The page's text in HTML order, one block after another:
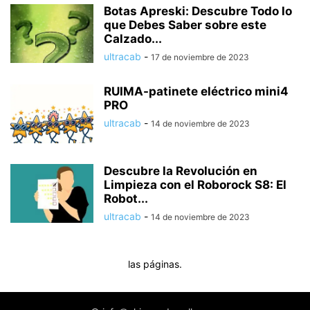
Botas Apreski: Descubre Todo lo
que Debes Saber sobre este
Calzado...
ultracab - 17 de noviembre de 2023
RUIMA-patinete eléctrico mini4
PRO
ultracab - 14 de noviembre de 2023
Descubre la Revolución en
Limpieza con el Roborock S8: El
Robot...
ultracab - 14 de noviembre de 2023
las páginas.